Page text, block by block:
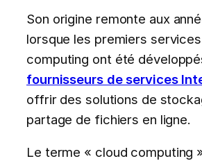
Son origine remonte aux
lorsque les premiers
computing ont été
fournisseurs de services
offrir des solutions de
partage de fichiers en ligne.
Le terme « cloud computing